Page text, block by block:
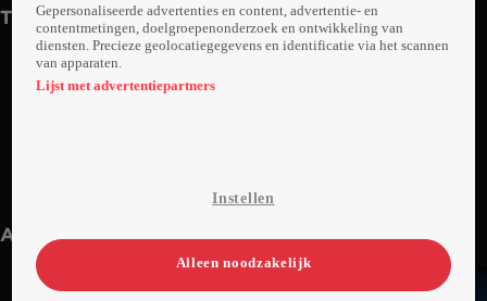
Trailers
Za 14 dec 24
Anderen kijken ook
Gepersonaliseerde advertenties en content, advertentie- en
contentmetingen, doelgroepenonderzoek en ontwikkeling van
diensten. Precieze geolocatiegegevens en identificatie via het scannen
van apparaten.
Lijst met advertentiepartners
Instellen
Alleen noodzakelijk